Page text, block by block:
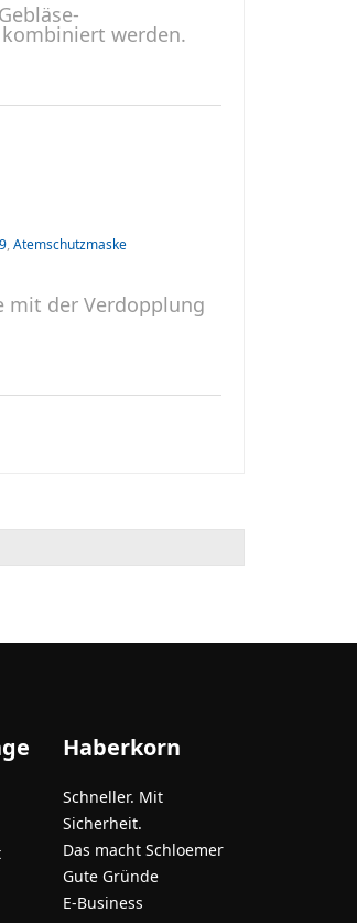
werden.
, Atemschutzmaske
mit der Verdopplung
Haberkorn
Schneller. Mit
Sicherheit.
Das macht Schloemer
Gute Gründe
E-Business